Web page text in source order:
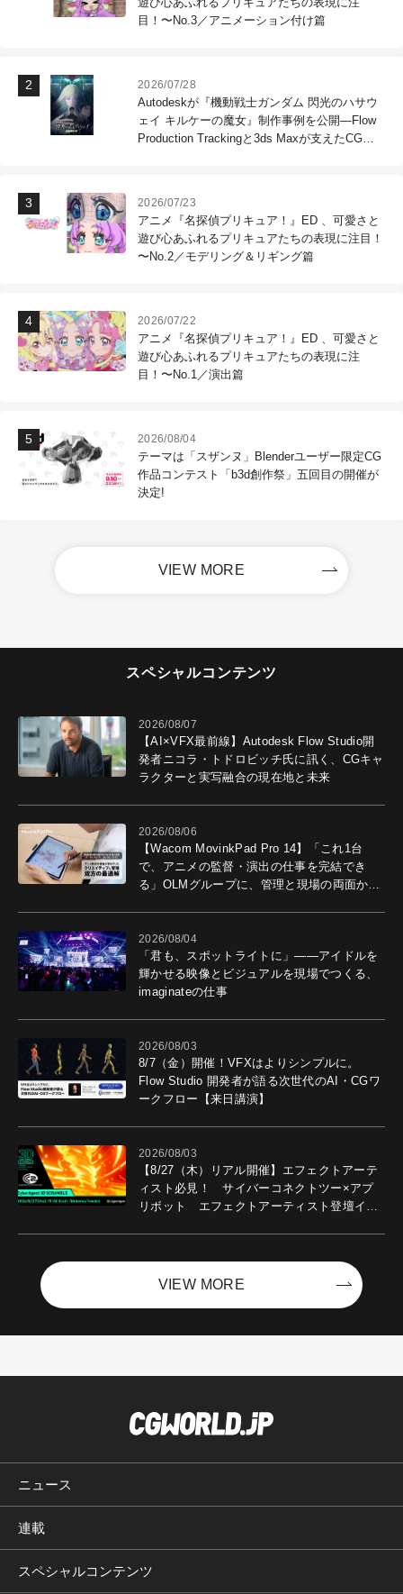
目！〜No.3／アニメーション付け篇
2026/07/28
Autodeskが『機動戦士ガンダム 閃光のハサウ
ェイ キルケーの魔女』制作事例を公開―Flow
Production Trackingと3ds Maxが支えたCG制
2026/07/23
アニメ『名探偵プリキュア！』ED 、可愛さと
遊び心あふれるプリキュアたちの表現に注目！
〜No.2／モデリング＆リギング篇
2026/07/22
アニメ『名探偵プリキュア！』ED 、可愛さと
遊び心あふれるプリキュアたちの表現に注
目！〜No.1／演出篇
2026/08/04
テーマは「スザンヌ」Blenderユーザー限定CG
作品コンテスト「b3d創作祭」五回目の開催が
決定!
VIEW MORE
スペシャルコンテンツ
2026/08/07
【AI×VFX最前線】Autodesk Flow Studio開
発者ニコラ・トドロビッチ氏に訊く、CGキャ
ラクターと実写融合の現在地と未来
2026/08/06
【Wacom MovinkPad Pro 14】「これ1台
で、アニメの監督・演出の仕事を完結でき
る」OLMグループに、管理と現場の両面から
2026/08/04
「君も、スポットライトに」――アイドルを
輝かせる映像とビジュアルを現場でつくる、
imaginateの仕事
2026/08/03
8/7（金）開催！VFXはよりシンプルに。
Flow Studio 開発者が語る次世代のAI・CGワ
ークフロー【来日講演】
2026/08/03
【8/27（木）リアル開催】エフェクトアーテ
ィスト必見！ サイバーコネクトツー×アプ
リボット エフェクトアーティスト登壇イベ
VIEW MORE
ニュース
連載
スペシャルコンテンツ